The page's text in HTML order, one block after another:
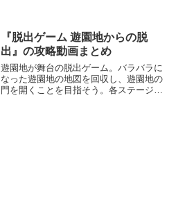
『脱出ゲーム 遊園地からの脱
出』の攻略動画まとめ
遊園地が舞台の脱出ゲーム。バラバラに
なった遊園地の地図を回収し、遊園地の
門を開くことを目指そう。各ステージの